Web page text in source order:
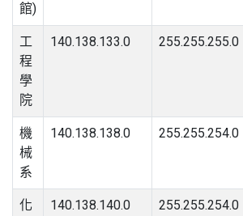
館)
工
程
學
院
140.138.133.0 255.255.255.0
機
械
系
140.138.138.0 255.255.254.0
化
140.138.140.0 255.255.254.0